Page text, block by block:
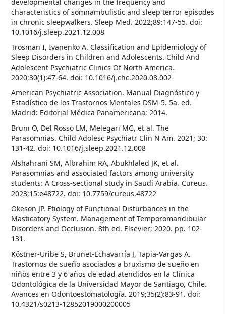
characteristics of somnambulistic and sleep terror episodes
in chronic sleepwalkers. Sleep Med. 2022;89:147-55. doi:
10.1016/j.sleep.2021.12.008
Trosman I, Ivanenko A. Classification and Epidemiology of
Sleep Disorders in Children and Adolescents. Child And
Adolescent Psychiatric Clinics Of North America.
2020;30(1):47-64. doi: 10.1016/j.chc.2020.08.002
American Psychiatric Association. Manual Diagnóstico y
Estadístico de los Trastornos Mentales DSM-5. 5a. ed.
Madrid: Editorial Médica Panamericana; 2014.
Bruni O, Del Rosso LM, Melegari MG, et al. The
Parasomnias. Child Adolesc Psychiatr Clin N Am. 2021; 30:
131-42. doi: 10.1016/j.sleep.2021.12.008
Alshahrani SM, Albrahim RA, Abukhlaled JK, et al.
Parasomnias and associated factors among university
students: A Cross-sectional study in Saudi Arabia. Cureus.
2023;15:e48722. doi: 10.7759/cureus.48722
Okeson JP. Etiology of Functional Disturbances in the
Masticatory System. Management of Temporomandibular
Disorders and Occlusion. 8th ed. Elsevier; 2020. pp. 102-
131.
Köstner-Uribe S, Brunet-Echavarría J, Tapia-Vargas A.
Trastornos de sueño asociados a bruxismo de sueño en
niños entre 3 y 6 años de edad atendidos en la Clínica
Odontológica de la Universidad Mayor de Santiago, Chile.
Avances en Odontoestomatología. 2019;35(2):83-91. doi:
10.4321/s0213-12852019000200005